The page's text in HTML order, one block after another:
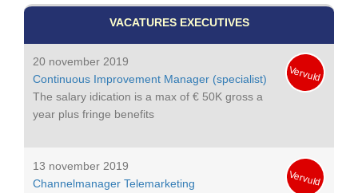
VACATURES EXECUTIVES
Vervuld
20 november 2019
Continuous Improvement Manager (specialist)
The salary idication is a max of € 50K gross a
year plus fringe benefits
Vervuld
13 november 2019
Channelmanager Telemarketing